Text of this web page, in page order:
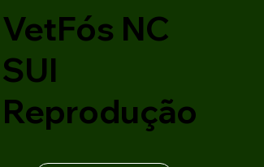
VetFós NC
SUI
Reprodução